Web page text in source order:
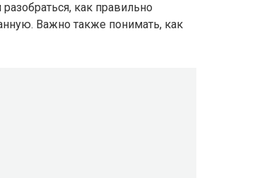
как правильно
Важно также понимать, как